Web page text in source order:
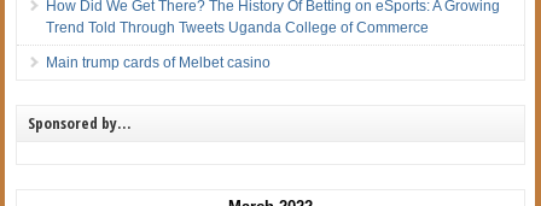
How Did We Get There? The History Of Betting on eSports: A Growing
Trend Told Through Tweets Uganda College of Commerce
Main trump cards of Melbet casino
Sponsored by…